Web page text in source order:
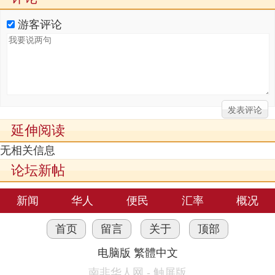
游客评论
延伸阅读
无相关信息
论坛新帖
新闻 华人 便民 汇率 概况
首页 留言 关于
顶部
电脑版 繁體中文
南非华人网 - 触屏版